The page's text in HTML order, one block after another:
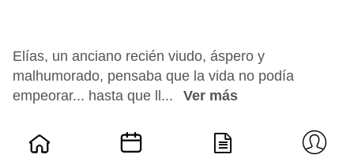
Elías, un anciano recién viudo, áspero y
malhumorado, pensaba que la vida no podía
empeorar... hasta que ll...
Ver más